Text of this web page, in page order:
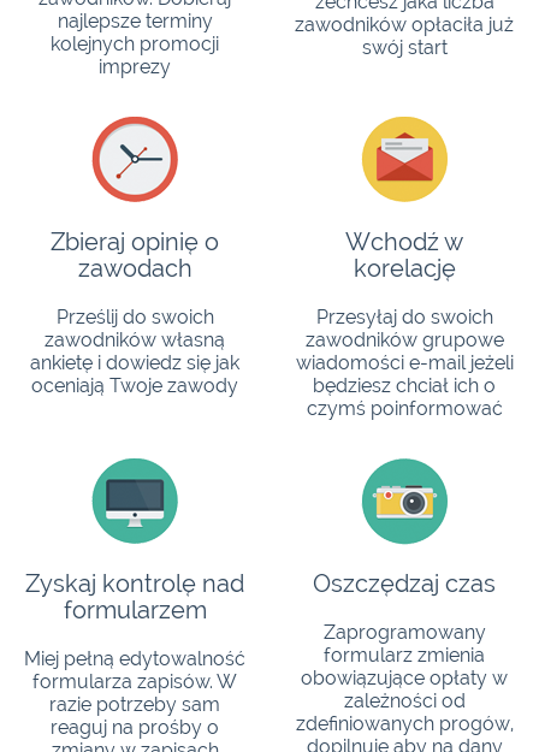
najlepsze terminy
kolejnych promocji
imprezy
zawodników opłaciła już
swój start
Zbieraj opinię o
zawodach
Prześlij do swoich
zawodników własną
ankietę i dowiedz się jak
oceniają Twoje zawody
Wchodź w
korelację
Przesyłaj do swoich
zawodników grupowe
wiadomości e-mail jeżeli
będziesz chciał ich o
czymś poinformować
Zyskaj kontrolę nad
formularzem
Miej pełną edytowalność
formularza zapisów. W
razie potrzeby sam
reaguj na prośby o
Oszczędzaj czas
Zaprogramowany
formularz zmienia
obowiązujące opłaty w
zależności od
zdefiniowanych progów,
dopilnuje aby na dany